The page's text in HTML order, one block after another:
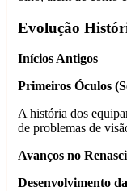
Evolução
Inícios Antigos
Primeiros Óculos
A história dos
de problemas de
Avanços no
Desenvolvimento